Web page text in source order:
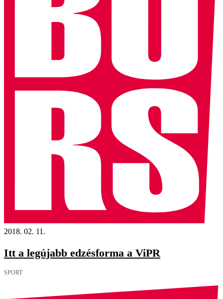
2018. 02. 11.
Itt a legújabb edzésforma a ViPR
SPORT